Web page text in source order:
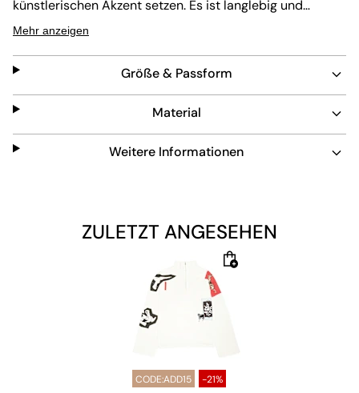
künstlerischen Akzent setzen. Es ist langlebig und
pflegeleicht, sodass es sich gut für den Alltag eignet. Der
Halb-Reißverschluss am Kragen sorgt für verstellbaren
Komfort und einen modernen Look.
Mehr anzeigen
Größe & Passform
Material
Weitere Informationen
ZULETZT ANGESEHEN
CODE:ADD15 -21%